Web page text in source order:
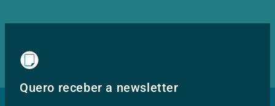
Quero receber a newsletter